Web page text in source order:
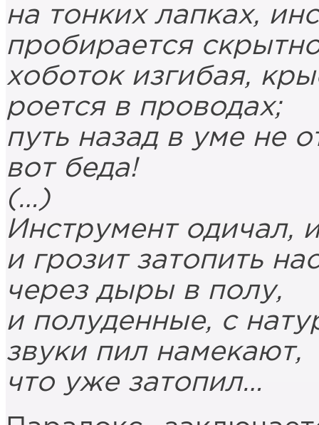
на тонких лапках,
пробирается
хоботок изгибая,
роется в проводах;
путь назад в уме не
вот беда!
(…)
Инструмент одичал,
и грозит затопить
через дыры в полу,
и полуденные, с
звуки пил намекают,
что уже затопил…